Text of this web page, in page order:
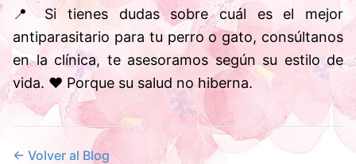
📍 Si tienes dudas sobre cuál es el mejor
antiparasitario para tu perro o gato, consúltanos
en la clínica, te asesoramos según su estilo de
vida. ❤️ Porque su salud no hiberna.
← Volver al Blog